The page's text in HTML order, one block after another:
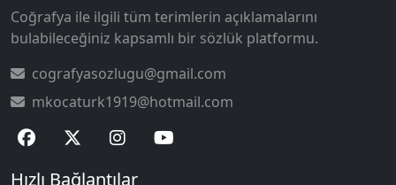
Coğrafya ile ilgili tüm terimlerin açıklamalarını
bulabileceğiniz kapsamlı bir sözlük platformu.
cografyasozlugu@gmail.com
mkocaturk1919@hotmail.com
Hızlı Bağlantılar